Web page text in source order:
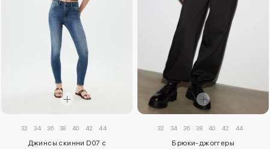
32 34 36 38 40 42 44
Джинсы скинни D07 с
32 34 36 38 40 42 44
Брюки-джоггеры